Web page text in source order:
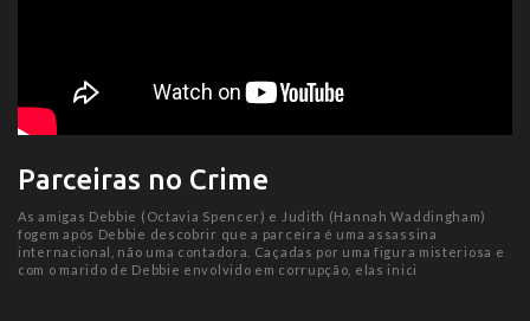
Parceiras no Crime
As amigas Debbie (Octavia Spencer) e Judith (Hannah Waddingham)
fogem após Debbie descobrir que a parceira é uma assassina
internacional, não uma contadora. Caçadas por uma figura misteriosa e
com o marido de Debbie envolvido em corrupção, elas inici